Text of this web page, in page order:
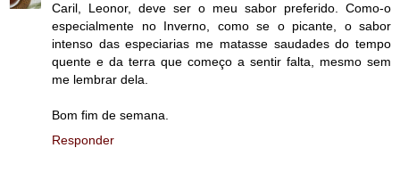
Caril, Leonor, deve ser o meu sabor preferido. Como-o
especialmente no Inverno, como se o picante, o sabor
intenso das especiarias me matasse saudades do tempo
quente e da terra que começo a sentir falta, mesmo sem
me lembrar dela.
Bom fim de semana.
Responder